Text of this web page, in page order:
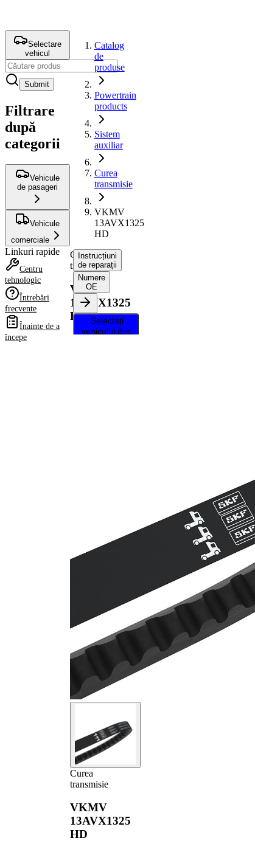
Selectare
vehicul
Submit
Filtrare
după
categorii
Vehicule
de pasageri
Vehicule
comerciale
Linkuri rapide
Centru
tehnologic
Întrebări
frecvente
Înainte de a
începe
Catalog
de
produse
Powertrain
products
Sistem
auxiliar
Curea
transmisie
VKMV
13AVX1325
HD
Curea
transmisie
VKMV
13AVX1325
HD
Curea
transmisie
VKMV
13AVX1325
HD
Instrucțiuni
de reparații
Numere
OE
Selectați
vehiculul dvs.